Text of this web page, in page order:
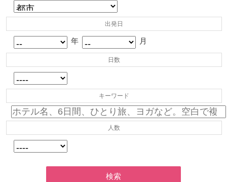
出発日
年 月
日数
キーワード
人数
検索